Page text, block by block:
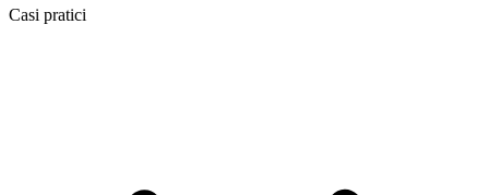
Casi pratici